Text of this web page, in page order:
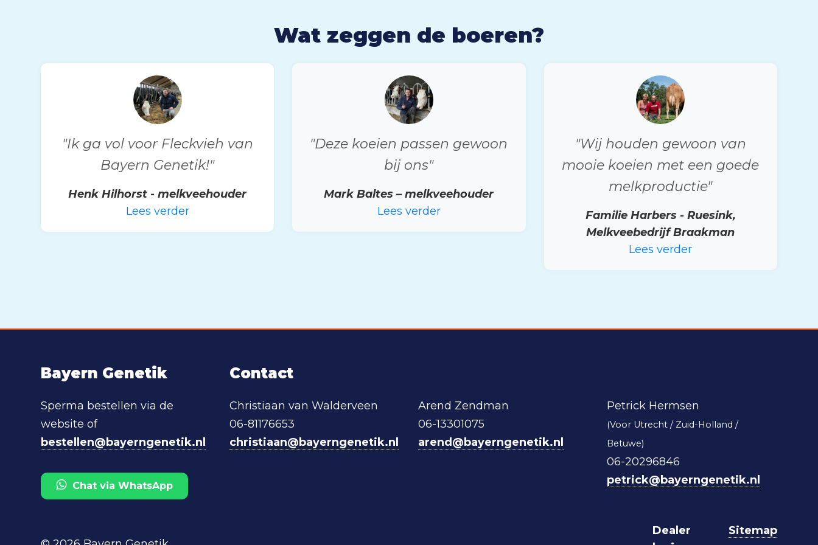
Wat zeggen de boeren?
"Ik ga vol voor Fleckvieh van
Bayern Genetik!"
Henk Hilhorst - melkveehouder
Lees verder
"Deze koeien passen gewoon
bij ons"
Mark Baltes – melkveehouder
Lees verder
"Wij houden gewoon van
mooie koeien met een goede
melkproductie"
Familie Harbers - Ruesink,
Melkveebedrijf Braakman
Lees verder
Bayern Genetik
Sperma bestellen via de
website of
bestellen@bayerngenetik.nl
Chat via WhatsApp
Contact
Christiaan van Walderveen
06-81176653
christiaan@bayerngenetik.nl
Arend Zendman
06-13301075
arend@bayerngenetik.nl
Petrick Hermsen
(Voor Utrecht / Zuid-Holland /
Betuwe)
06-20296846
petrick@bayerngenetik.nl
Dealer
Sitemap